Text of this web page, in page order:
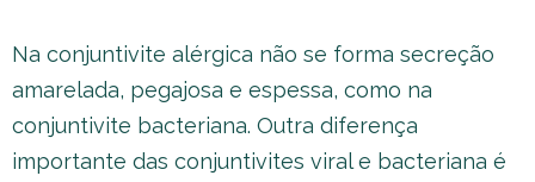
Na conjuntivite alérgica não se forma secreção
amarelada, pegajosa e espessa, como na
conjuntivite bacteriana. Outra diferença
importante das conjuntivites viral e bacteriana é